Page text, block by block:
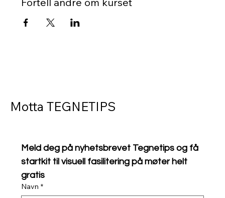
Meld deg på nyhetsbrevet Tegnetips og få
startkit til visuell fasilitering på møter helt
gratis
Navn *
Motta TEGNETIPS